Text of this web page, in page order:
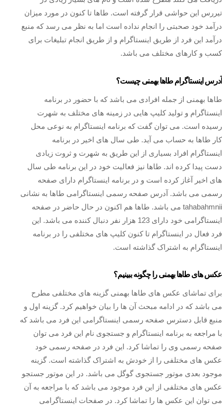
تیررس این حواشی قرار گرفته است. طاها تا کنون در مورد میزان
درآمد خود صحبتی را انجام نداده است اما به نظر می رسد که منبع
درآمد این فرد از طریق اینستاگرام و از طریق انجام تبلیغات برای
کسب و کارهای مختلف می باشد.
آدرس اینستاگرام طاها بهمنی چیست؟
طاها بهمنی از جمله افرادی می باشد که با حضور در برنامه
اینستاگرام و تولید کلیپ هایی در زمینه های مختلف به شهرت
رسیده است. می توان گفت که برنامه اینستاگرام به نوعی محل
کار طاها به حساب می آید. طی سال های اخیر در برنامه
اینستاگرام افراد بسیاری از این طریق به شهرت و ثروت زیادی
دست پیدا کرده‌ اند. طاها نیز فعالیت خود در این برنامه طی سال
های اخیر آغاز کرده است و در برنامه اینستاگرام دارای صفحه
رسمی می‌ باشد. آدرس صفحه رسمی اینستاگرامی طاها به نشانی
tahabahmnii می باشد. طاها هم اکنون در حال حاضر در صفحه
اینستاگرامی خود دارای 123 هزار نفر دنبال کننده می باشد. این
فرد فعال در اینستاگرام تا کنون کلیپ های مختلفی را در برنامه
اینستاگرام به اشتراک گذاشته است.
عکس های طاها بهمنی را چگونه ببینیم؟
برای تماشای عکس های طاها بهمنی گزینه های مختلفی مطرح
می باشد که در ادامه مبحث آن ها را بیان خواهیم کرد. گزینه اول و
منبع قابل دسترس صفحه رسمی اینستاگرامی این فرد می باشد که
با مراجعه به برنامه اینستاگرام و جستجوی نام این فرد می‌ توان
صفحه‌ رسمی وی را تماشا کرد. این فرد در صفحه رسمی خود
عکس های مختلفی را از خودش به اشتراک گذاشته است. گزینه
موجود بعدی موتور جستجوی گوگل می باشد. در این موتور جستجو
عکس های مختلفی از این فرد موجود می باشد که با مراجعه به آن
می توان این عکس ها را تماشا کرد. در صفحات اینستاگرامی